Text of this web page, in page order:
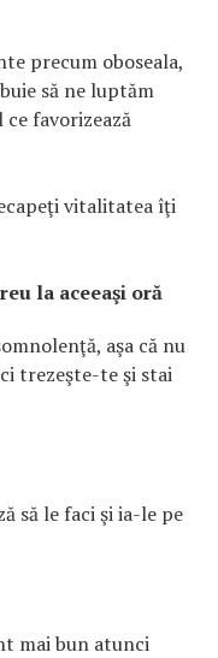
precum oboseala,
să ne luptăm
favorizează
vitalitatea îţi
la aceeaşi oră
aşa că nu
trezeşte-te şi stai
să le faci şi ia-le pe
mai bun atunci